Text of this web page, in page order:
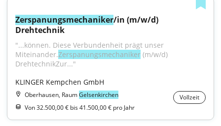
Zerspanungsmechaniker/in (m/w/d)
Drehtechnik
"...können. Diese Verbundenheit prägt unser
Miteinander.Zerspanungsmechaniker (m/w/d)
DrehtechnikZur..."
KLINGER Kempchen GmbH
Oberhausen, RaumGelsenkirchen
Vollzeit
Von 32.500,00 € bis 41.500,00 € pro Jahr